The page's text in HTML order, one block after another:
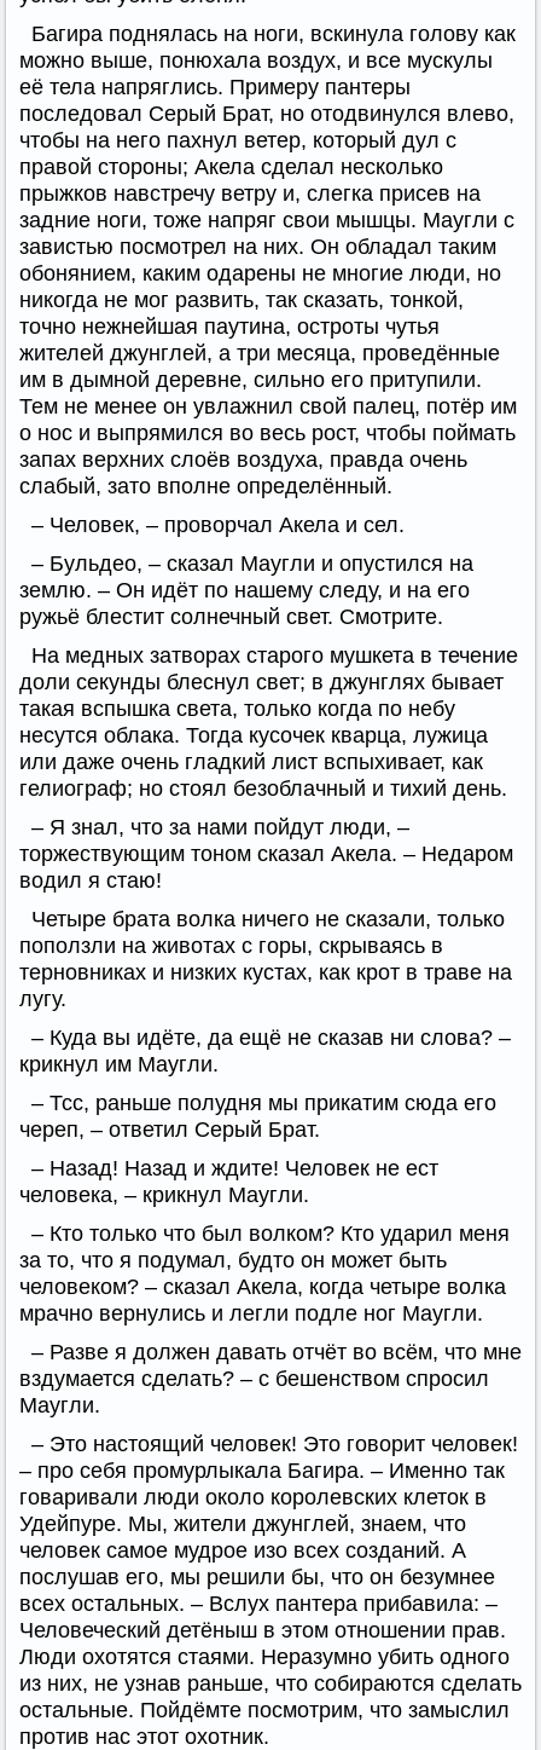
Багира поднялась на ноги, вскинула голову как
можно выше, понюхала воздух, и все мускулы
её тела напряглись. Примеру пантеры
последовал Серый Брат, но отодвинулся влево,
чтобы на него пахнул ветер, который дул с
правой стороны; Акела сделал несколько
прыжков навстречу ветру и, слегка присев на
задние ноги, тоже напряг свои мышцы. Маугли с
завистью посмотрел на них. Он обладал таким
обонянием, каким одарены не многие люди, но
никогда не мог развить, так сказать, тонкой,
точно нежнейшая паутина, остроты чутья
жителей джунглей, а три месяца, проведённые
им в дымной деревне, сильно его притупили.
Тем не менее он увлажнил свой палец, потёр им
о нос и выпрямился во весь рост, чтобы поймать
запах верхних слоёв воздуха, правда очень
слабый, зато вполне определённый.
– Человек, – проворчал Акела и сел.
– Бульдео, – сказал Маугли и опустился на
землю. – Он идёт по нашему следу, и на его
ружьё блестит солнечный свет. Смотрите.
На медных затворах старого мушкета в течение
доли секунды блеснул свет; в джунглях бывает
такая вспышка света, только когда по небу
несутся облака. Тогда кусочек кварца, лужица
или даже очень гладкий лист вспыхивает, как
гелиограф; но стоял безоблачный и тихий день.
– Я знал, что за нами пойдут люди, –
торжествующим тоном сказал Акела. – Недаром
водил я стаю!
Четыре брата волка ничего не сказали, только
поползли на животах с горы, скрываясь в
терновниках и низких кустах, как крот в траве на
лугу.
– Куда вы идёте, да ещё не сказав ни слова? –
крикнул им Маугли.
– Тсс, раньше полудня мы прикатим сюда его
череп, – ответил Серый Брат.
– Назад! Назад и ждите! Человек не ест
человека, – крикнул Маугли.
– Кто только что был волком? Кто ударил меня
за то, что я подумал, будто он может быть
человеком? – сказал Акела, когда четыре волка
мрачно вернулись и легли подле ног Маугли.
– Разве я должен давать отчёт во всём, что мне
вздумается сделать? – с бешенством спросил
Маугли.
– Это настоящий человек! Это говорит человек!
– про себя промурлыкала Багира. – Именно так
говаривали люди около королевских клеток в
Удейпуре. Мы, жители джунглей, знаем, что
человек самое мудрое изо всех созданий. А
послушав его, мы решили бы, что он безумнее
всех остальных. – Вслух пантера прибавила: –
Человеческий детёныш в этом отношении прав.
Люди охотятся стаями. Неразумно убить одного
из них, не узнав раньше, что собираются сделать
остальные. Пойдёмте посмотрим, что замыслил
против нас этот охотник.